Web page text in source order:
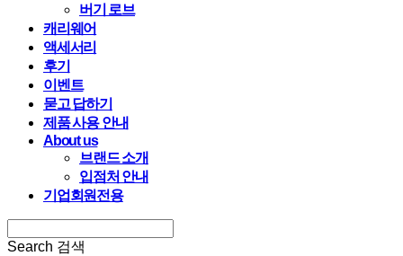
버기 로브
캐리웨어
액세서리
후기
이벤트
묻고 답하기
제품 사용 안내
About us
브랜드 소개
입점처 안내
기업회원전용
Search 검색